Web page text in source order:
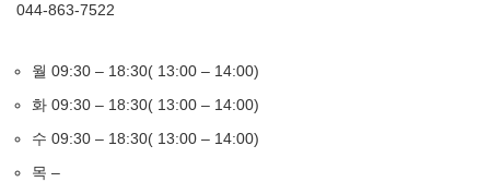
044-863-7522
월 09:30 – 18:30( 13:00 – 14:00)
화 09:30 – 18:30( 13:00 – 14:00)
수 09:30 – 18:30( 13:00 – 14:00)
목 –